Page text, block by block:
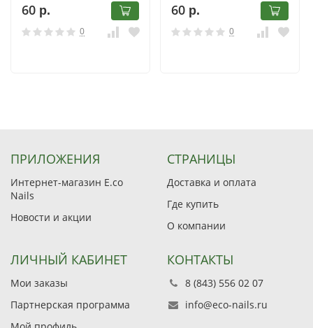
60 р.
0
60 р.
0
ПРИЛОЖЕНИЯ
Интернет-магазин E.co
Nails
Новости и акции
СТРАНИЦЫ
Доставка и оплата
Где купить
О компании
ЛИЧНЫЙ КАБИНЕТ
Мои заказы
Партнерская программа
КОНТАКТЫ
8 (843) 556 02 07
info@eco-nails.ru